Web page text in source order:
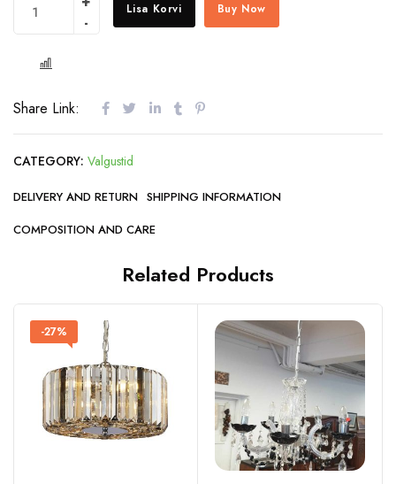
Lisa Korvi Buy Now
Share Link:
CATEGORY: Valgustid
DELIVERY AND RETURN SHIPPING INFORMATION
COMPOSITION AND CARE
Related Products
-27%